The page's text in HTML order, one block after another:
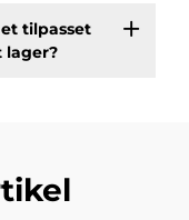
tilpasset